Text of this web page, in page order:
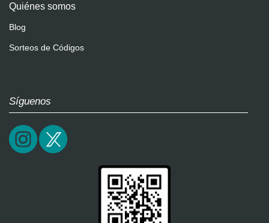
Quiénes somos
Blog
Sorteos de Códigos
Síguenos